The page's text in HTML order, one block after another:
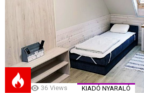
36 Views KIADÓ NYARALÓ